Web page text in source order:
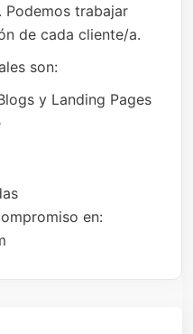
trabajar
de cada cliente/a.
son:
y Landing Pages
en: